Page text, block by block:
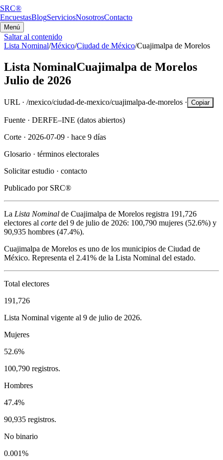
SRC®
EncuestasBlogServiciosNosotrosContacto
Menú
Saltar al contenido
Lista Nominal/México/Ciudad de México/Cuajimalpa de Morelos
Lista NominalCuajimalpa de Morelos
Julio de 2026
URL · /mexico/ciudad-de-mexico/cuajimalpa-de-morelos · Copiar
Fuente · DERFE–INE (datos abiertos)
Corte · 2026-07-09 · hace 9 días
Glosario · términos electorales
Solicitar estudio · contacto
Publicado por SRC®
La Lista Nominal de Cuajimalpa de Morelos registra 191,726
electores al corte del 9 de julio de 2026: 100,790 mujeres (52.6%) y
90,935 hombres (47.4%).
Cuajimalpa de Morelos es uno de los municipios de Ciudad de
México. Representa el 2.41% de la Lista Nominal del estado.
Total electores
191,726
Lista Nominal vigente al 9 de julio de 2026.
Mujeres
52.6%
100,790 registros.
Hombres
47.4%
90,935 registros.
No binario
0.001%